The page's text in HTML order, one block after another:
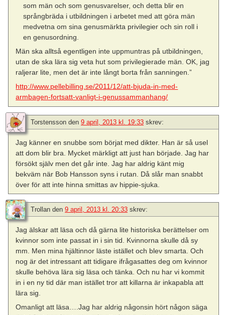
som män och som genusvarelser, och detta blir en
språngbräda i utbildningen i arbetet med att göra män
medvetna om sina genusmärkta privilegier och sin roll i
en genusordning.
Män ska alltså egentligen inte uppmuntras på utbildningen,
utan de ska lära sig veta hut som privilegierade män. OK, jag
raljerar lite, men det är inte långt borta från sanningen.”
http://www.pellebilling.se/2011/12/att-bjuda-in-med-
armbagen-fortsatt-vanligt-i-genussammanhang/
Torstensson den 9 april, 2013 kl. 19:33 skrev:
Jag känner en snubbe som börjat med dikter. Han är så usel
att dom blir bra. Mycket märkligt att just han började. Jag har
försökt själv men det går inte. Jag har aldrig känt mig
bekväm när Bob Hansson syns i rutan. Då slår man snabbt
över för att inte hinna smittas av hippie-sjuka.
Trollan den 9 april, 2013 kl. 20:33 skrev:
Jag älskar att läsa och då gärna lite historiska berättelser om
kvinnor som inte passat in i sin tid. Kvinnorna skulle då sy
mm. Men mina hjältinnor läste istället och blev smarta. Och
nog är det intressant att tidigare ifrågasattes deg om kvinnor
skulle behöva lära sig läsa och tänka. Och nu har vi kommit
in i en ny tid där man istället tror att killarna är inkapabla att
lära sig.
Omanligt att läsa….Jag har aldrig någonsin hört någon säga